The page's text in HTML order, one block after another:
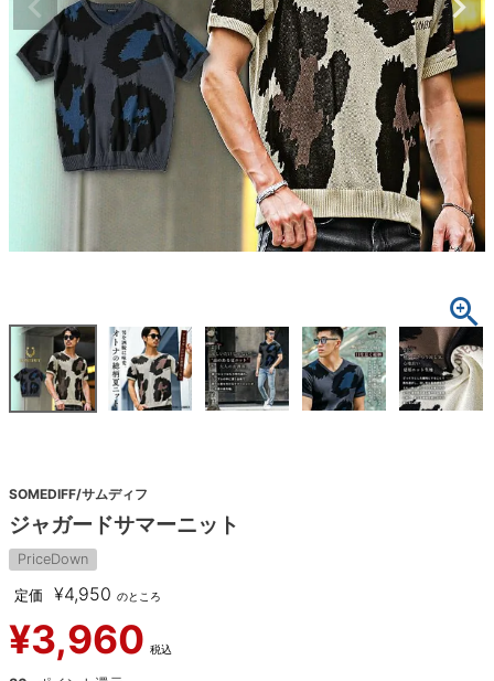
SOMEDIFF/サムディフ
ジャガードサマーニット
PriceDown
定価 ¥4,950 のところ
¥3,960 税込